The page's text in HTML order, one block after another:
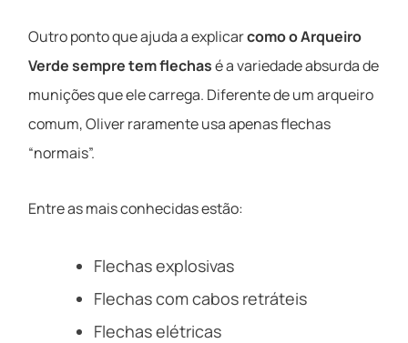
Outro ponto que ajuda a explicarcomo o Arqueiro
Verde sempre tem flechasé a variedade absurda de
munições que ele carrega. Diferente de um arqueiro
comum, Oliver raramente usa apenas flechas
“normais”.
Entre as mais conhecidas estão:
Flechas explosivas
Flechas com cabos retráteis
Flechas elétricas